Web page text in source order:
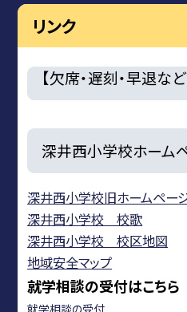
リンク
【欠席・遅刻・早退な
深井西小学校ホーム
深井西小学校旧ホームペー
深井西小学校 校歌
深井西小学校 校区地図
地域安全マップ
就学相談の受付はこちら